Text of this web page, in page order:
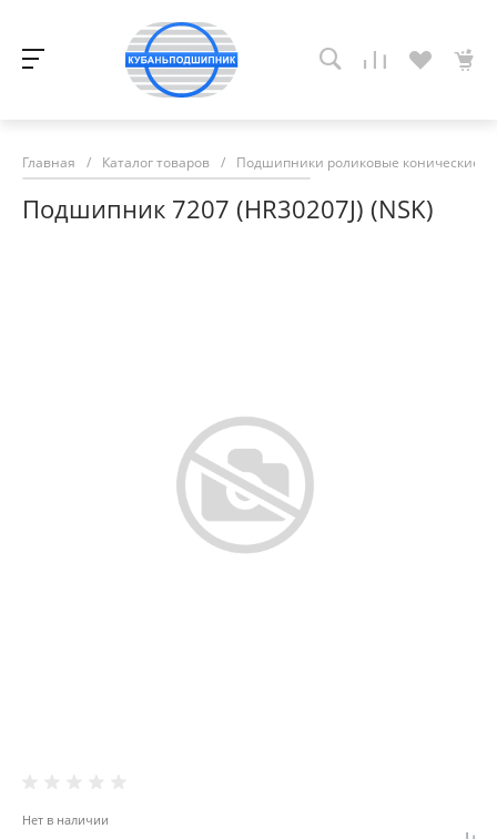
Главная / Каталог товаров / Подшипники роликовые конические
Подшипник 7207 (HR30207J) (NSK)
Нет в наличии